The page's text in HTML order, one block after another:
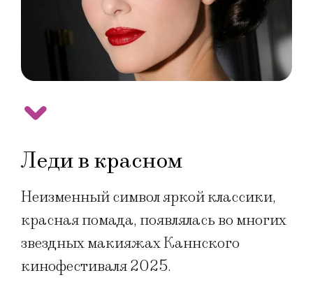
Леди в красном
Неизменный символ яркой классики,
красная помада, появлялась во многих
звездных макияжах Каннского
кинофестиваля 2025.